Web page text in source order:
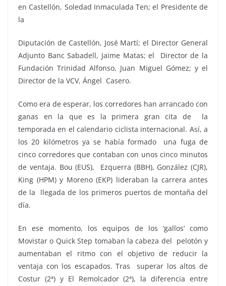
en Castellón, Soledad Inmaculada Ten; el Presidente de
la
Diputación de Castellón, José Martí; el Director General
Adjunto Banc Sabadell, Jaime Matas; el Director de la
Fundación Trinidad Alfonso, Juan Miguel Gómez; y el
Director de la VCV, Ángel Casero.
Como era de esperar, los corredores han arrancado con
ganas en la que es la primera gran cita de la
temporada en el calendario ciclista internacional. Así, a
los 20 kilómetros ya se había formado una fuga de
cinco corredores que contaban con unos cinco minutos
de ventaja. Bou (EUS), Ezquerra (BBH), González (CJR),
King (HPM) y Moreno (EKP) lideraban la carrera antes
de la llegada de los primeros puertos de montaña del
día.
En ese momento, los equipos de los ‘gallos’ como
Movistar o Quick Step tomaban la cabeza del pelotón y
aumentaban el ritmo con el objetivo de reducir la
ventaja con los escapados. Tras superar los altos de
Costur (2ª) y El Remolcador (2ª), la diferencia entre